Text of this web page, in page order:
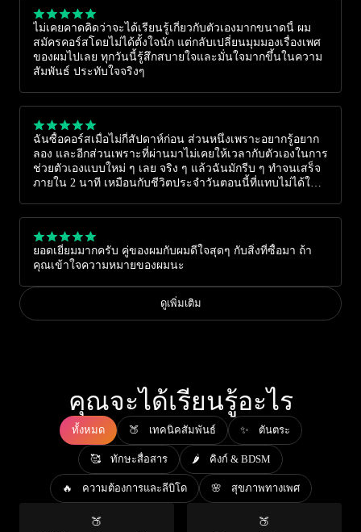
ไม่เคยคาดคิดว่าจะได้เรียนรู้เกี่ยวกับตัวเองมากขนาดนี้ ผม
สมัครคอร์สโดยไม่ได้ตั้งใจนัก แต่กลับเปลี่ยนมุมมองเรื่องเพศ
ของผมไปเลย ทุกวันนี้รู้สึกสบายใจและมั่นใจมากขึ้นในความ
สัมพันธ์ ประทับใจจริงๆ
ฉันซื้อคอร์สเมื่อไม่กี่สัปดาห์ก่อน ส่วนหนึ่งเพราะอยากรู้อยาก
ลอง และอีกส่วนเพราะที่ผ่านมาไม่เคยให้เวลากับตัวเองในการ
ช่วยตัวเองแบบใหม่ ๆ เลย จริง ๆ แล้วฉันมักรีบ ๆ ทำจนเสร็จ
ภายใน 2 นาที เหมือนกับชีวิตประจำวันตอนนี้ที่แทบไม่ได้ใช้
เรื่องเพศแล้ว แต่ยังหลงลืมการสำรวจและรู้จักตัวเองจริง ๆ
ขอบคุณสำหรับวิดีโอที่เข้าใจง่ายและที่เตือนให้ใส่ใจตัวเอง
ยอดเยี่ยมมากครับ คู่ของผมกับผมดีใจสุดๆ กับสิ่งที่ซื้อมา ถ้า
คุณเข้าใจความหมายของผมนะ
ดูเพิ่มเติม
คุณจะได้เรียนรู้อะไร
ทั้งหมด 🍑 เทคนิคสัมพันธ์ ✨ ตันตระ
🥰 ทักษะสื่อสาร 🌶️ คิงก์ & BDSM
🔥 ความต้องการและลีบิโด 🌸 สุขภาพทางเพศ
🍑
🍑